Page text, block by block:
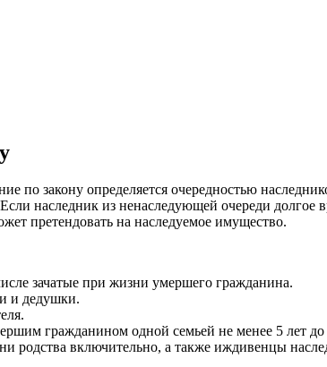
по закону определяется очередностью
наследник из ненаследующей очереди
претендовать на наследуемое имущество.
зачатые при жизни умершего гражданина.
и дедушки.
гражданином одной семьей не менее 5 лет до
родства включительно, а также иждивенцы